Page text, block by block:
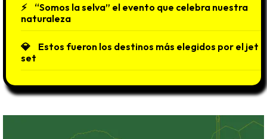
“Somos la selva” el evento que celebra nuestra
naturaleza
Estos fueron los destinos más elegidos por el jet
set